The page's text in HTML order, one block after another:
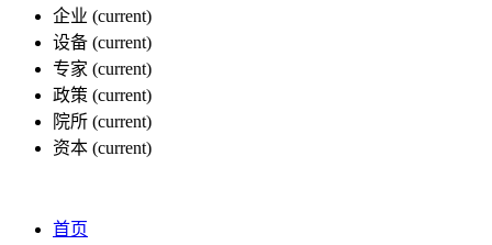
企业 (current)
设备 (current)
专家 (current)
政策 (current)
院所 (current)
资本 (current)
首页